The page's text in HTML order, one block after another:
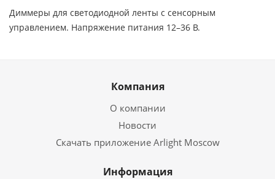
Диммеры для светодиодной ленты с сенсорным
управлением. Напряжение питания 12–36 В.
Компания
О компании
Новости
Скачать приложение Arlight Moscow
Информация